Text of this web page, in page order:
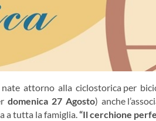
attorno alla ciclostorica per
domenica 27 Agosto) anche
a tutta la famiglia. “Il cerchione